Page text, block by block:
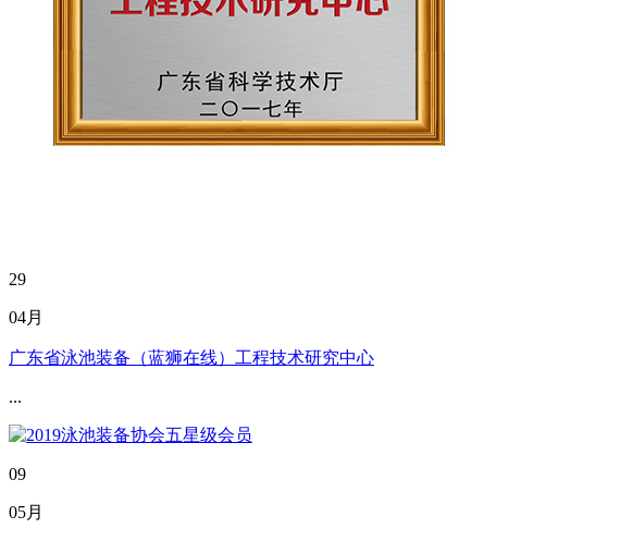
29
04月
广东省泳池装备（蓝狮在线）工程技术研究中心
...
09
05月